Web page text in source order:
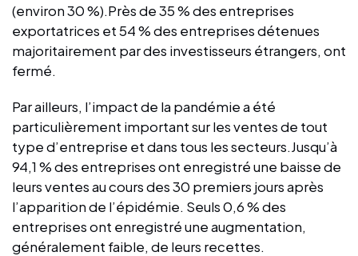
(environ 30 %).Près de 35 % des entreprises
exportatrices et 54 % des entreprises détenues
majoritairement par des investisseurs étrangers, ont
fermé.
Par ailleurs, l’impact de la pandémie a été
particulièrement important sur les ventes de tout
type d’entreprise et dans tous les secteurs.Jusqu’à
94,1 % des entreprises ont enregistré une baisse de
leurs ventes au cours des 30 premiers jours après
l’apparition de l’épidémie. Seuls 0,6 % des
entreprises ont enregistré une augmentation,
généralement faible, de leurs recettes.